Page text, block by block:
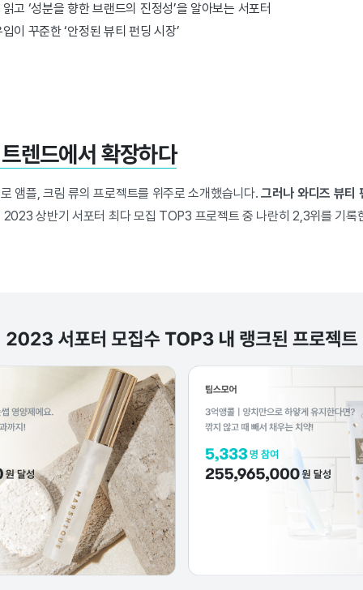
고 ‘성분을 향한 브랜드의 진정성’을 알아보는 서포터
이 꾸준한 ‘안정된 뷰티 펀딩 시장’
렌드에서 확장하다
앰플, 크림 류의 프로젝트를 위주로 소개했습니다. 그러나 와디즈 뷰티
2023 상반기 서포터 최다 모집 TOP3 프로젝트 중 나란히 2,3위를 기록